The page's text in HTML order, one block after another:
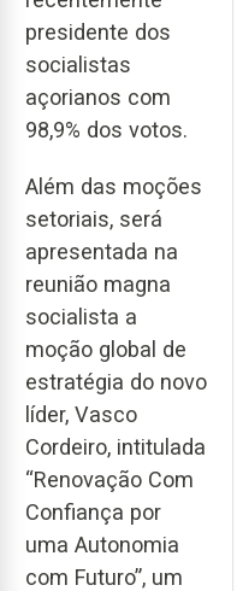
presidente dos
socialistas
açorianos com
98,9% dos votos.
Além das moções
setoriais, será
apresentada na
reunião magna
socialista a
moção global de
estratégia do novo
líder, Vasco
Cordeiro, intitulada
“Renovação Com
Confiança por
uma Autonomia
com Futuro”, um